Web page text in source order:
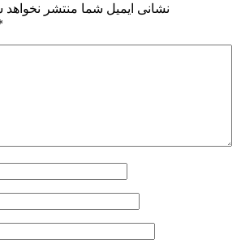
نشانی ایمیل شما منتشر نخواهد